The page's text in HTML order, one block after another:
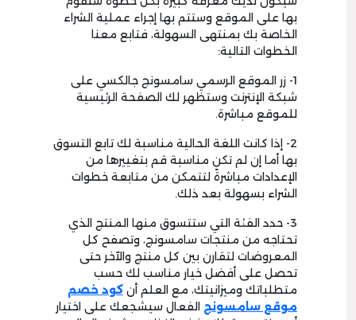
بها على الموقع وستتم بها إجراء عملية الشراء
الخاصة بك بمنتهى السهولة، فتابع معنا
الخطوات التالية:
1- زر الموقع الرسمي سامسونج جالكسي على
شبكة الإنترنت وستظهر لك الصفحة الرئيسية
للموقع مباشرة.
2- إذا كانت اللغة الحالية مناسبة لك تابع التسوق
بها أما إن لم تكن مناسبة قم بتغييرها من
الإعدادات مباشرةً لتتمكن من متابعة خطوات
الشراء بسهولة بعد ذلك.
3- حدد الفئة التي ستتسوق منها المنتج الذي
تحتاجه من منتجات سامسونج، وتصفح كل
المعروضات لتقارن بين كل منتج والآخر حتى
تحصل على أفضل خيار مناسب لك حسب
متطلباتك وميزانيتك، مع العلم أن كود خصم
موقع سامسونج الفعال سيشجعك على اختيار